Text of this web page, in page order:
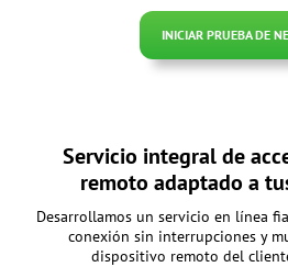
INICIAR PRUEBA DE
Servicio integral de
remoto adaptado a
Desarrollamos un servicio en línea
conexión sin interrupciones y
dispositivo remoto del